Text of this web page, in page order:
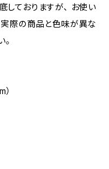
ておりますが、 お使い
際の商品と色味が異な